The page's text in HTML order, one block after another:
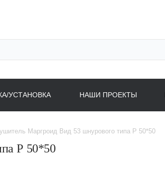
УСТАНОВКА НАШИ ПРОЕКТЫ
Маргроид Вид 53 шнурового типа Р 50*50
Р 50*50